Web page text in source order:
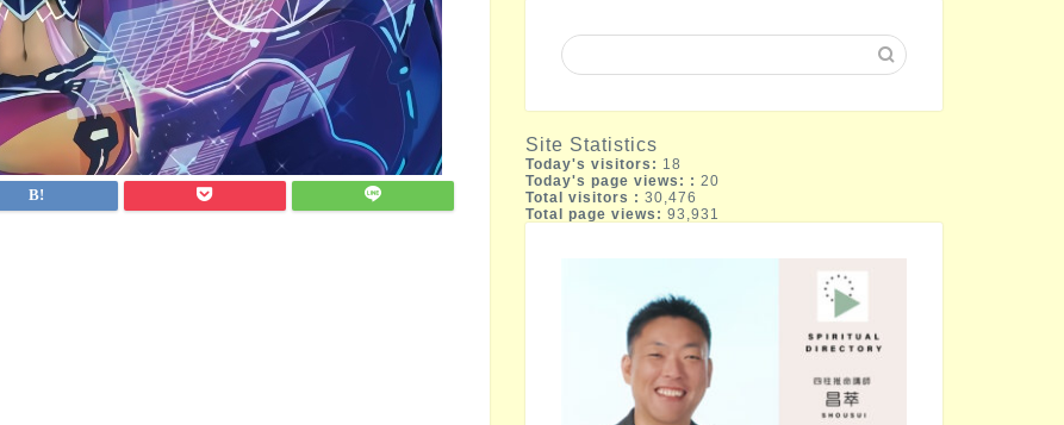
Site Statistics
Today's visitors: 18
Today's page views: : 20
Total visitors : 30,476
Total page views: 93,931